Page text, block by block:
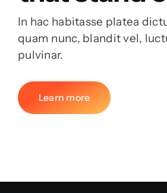
In hac habitasse platea
quam nunc, blandit vel,
pulvinar.
Learn more